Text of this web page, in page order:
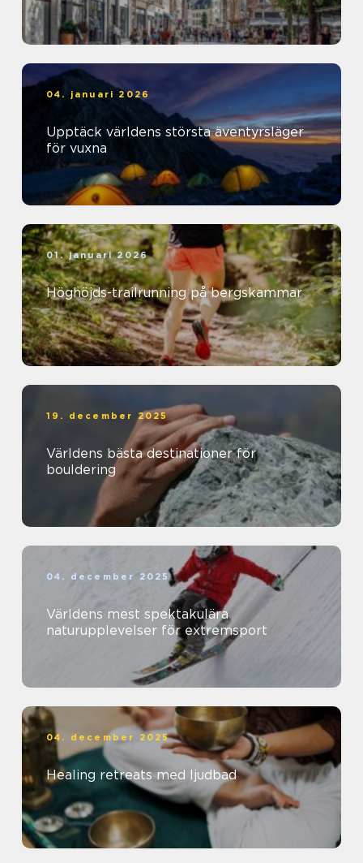
04. januari 2026
Upptäck världens största äventyrsläger
för vuxna
01. januari 2026
Höghöjds-trailrunning på bergskammar
19. december 2025
Världens bästa destinationer för
bouldering
04. december 2025
Världens mest spektakulära
naturupplevelser för extremsport
04. december 2025
Healing retreats med ljudbad